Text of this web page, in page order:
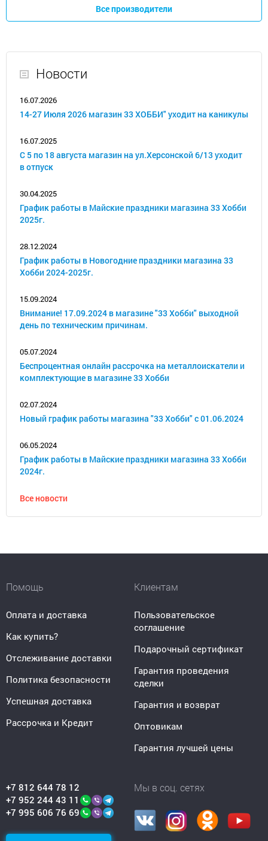
Все производители
Новости
16.07.2026
14-27 Июля 2026 магазин 33 ХОББИ" уходит на каникулы
16.07.2025
С 5 по 18 августа магазин на ул.Херсонской 6/13 уходит
в отпуск
30.04.2025
График работы в Майские праздники магазина 33 Хобби
2025г.
28.12.2024
График работы в Новогодние праздники магазина 33
Хобби 2024-2025г.
15.09.2024
Внимание! 17.09.2024 в магазине "33 Хобби" выходной
день по техническим причинам.
05.07.2024
Беспроцентная онлайн рассрочка на металлоискатели и
комплектующие в магазине 33 Хобби
02.07.2024
Новый график работы магазина "33 Хобби" с 01.06.2024
06.05.2024
График работы в Майские праздники магазина 33 Хобби
2024г.
Все новости
Помощь
Оплата и доставка
Как купить?
Отслеживание доставки
Политика безопасности
Успешная доставка
Рассрочка и Кредит
Клиентам
Пользовательское
соглашение
Подарочный сертификат
Гарантия проведения
сделки
Гарантия и возврат
Оптовикам
Гарантия лучшей цены
+7 812 644 78 12
+7 952 244 43 11
+7 995 606 76 69
Мы в соц. сетях